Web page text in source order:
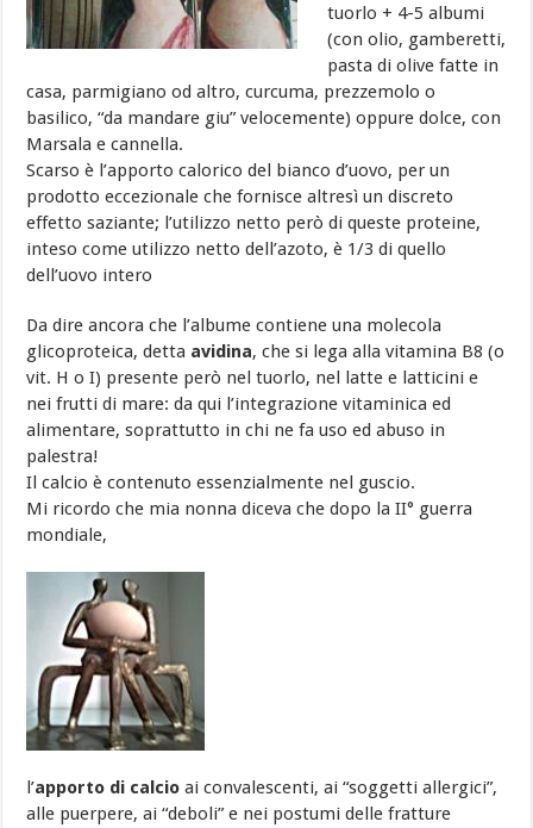
tuorlo + 4-5 albumi
(con olio, gamberetti,
pasta di olive fatte in
casa, parmigiano od altro, curcuma, prezzemolo o
basilico, “da mandare giu” velocemente) oppure dolce, con
Marsala e cannella.
Scarso è l’apporto calorico del bianco d’uovo, per un
prodotto eccezionale che fornisce altresì un discreto
effetto saziante; l’utilizzo netto però di queste proteine,
inteso come utilizzo netto dell’azoto, è 1/3 di quello
dell’uovo intero
Da dire ancora che l’albume contiene una molecola
glicoproteica, detta avidina, che si lega alla vitamina B8 (o
vit. H o I) presente però nel tuorlo, nel latte e latticini e
nei frutti di mare: da qui l’integrazione vitaminica ed
alimentare, soprattutto in chi ne fa uso ed abuso in
palestra!
Il calcio è contenuto essenzialmente nel guscio.
Mi ricordo che mia nonna diceva che dopo la II° guerra
mondiale,
l’apporto di calcio ai convalescenti, ai “soggetti allergici”,
alle puerpere, ai “deboli” e nei postumi delle fratture